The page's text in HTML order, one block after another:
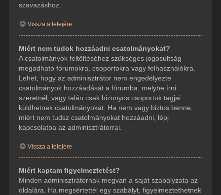
szavazáshoz.
Vissza a tetejére
Miért nem tudok hozzáadni csatolmányokat?
A csatolmányok feltöltéséhez szükséges jogosultság
megadható fórumokra, csoportokra vagy felhasználókra.
Lehet, hogy az adminisztrátor nem engedélyezte
csatolmányok hozzáadását a fórumba, melybe írni
szeretnél, vagy talán csak bizonyos csoportok tagjai
küldhetnek csatolmányokat. Ha nem vagy biztos benne,
miért nem tudsz csatolmányokat hozzáadni, lépj
kapcsolatba az adminisztrátorral.
Vissza a tetejére
Miért kaptam figyelmeztetést?
Minden adminisztrátornak megvan a saját szabályzata az
oldalára. Ha megsértettél egy szabályt, figyelmeztethetnek